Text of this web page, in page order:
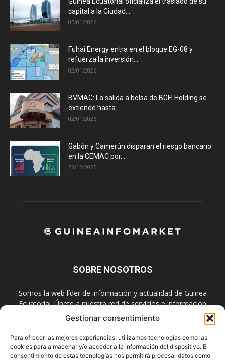
Gestionar consentimiento
Para ofrecer las mejores experiencias, utilizamos tecnologías como las
cookies para almacenar y/o acceder a la información del dispositivo. El
consentimiento de estas tecnologías nos permitirá procesar datos como
capital a la Ciudad...
05/01/2026
Fuhai Energy entra en el bloque EG-08 y
refuerza la inversión...
02/01/2026
BVMAC: La salida a bolsa de BGFI Holding se
extiende hasta...
02/01/2026
Gabón y Camerún disparan el riesgo bancario
en la CEMAC por...
23/12/2025
SOBRE NOSOTROS
Somos la web líder de información y actualidad de Guinea
Ecuatorial. Únete a nuestra red de servicios e información
digital también en las redes sociales.
Contáctanos:info@guineainfomarket.com